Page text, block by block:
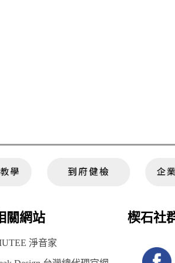
關網站 楔石社
淨音家